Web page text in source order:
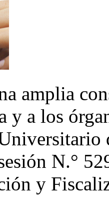
amplia
y a los
N.°
y